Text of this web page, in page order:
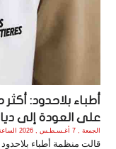
على العودة إلى
الجمعة , 7 أغـسـطـس , 2026 الساعة 7:09:21 PM